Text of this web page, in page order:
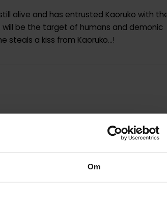
Om
alive and has entrusted Kaoruko with
will be the target of humans and demonic
steals a kiss from Kaoruko...!